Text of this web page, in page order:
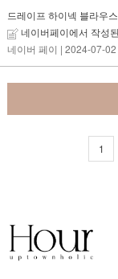
드레이프 하이넥 블라우
네이버페이에서 작성
네이버 페이 | 2024-07-02
1